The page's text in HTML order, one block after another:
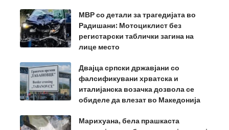
МВР со детали за трагедијата во
Радишани: Мотоциклист без
регистарски таблички загина на
лице место
Двајца српски државјани со
фалсификувани хрватска и
италијанска возачка дозвола се
обиделе да влезат во Македонија
Марихуана, бела прашкаста